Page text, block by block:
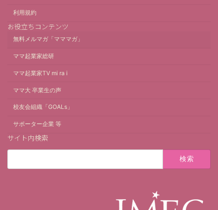
利用規約
お役立ちコンテンツ
無料メルマガ「マママガ」
ママ起業家総研
ママ起業家TV mi ra i
ママ大 卒業生の声
校友会組織「GOALs」
サポーター企業 等
サイト内検索
検